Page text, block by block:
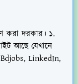
করা দরকার। ১.
আছে যেখানে
Bdjobs, LinkedIn,